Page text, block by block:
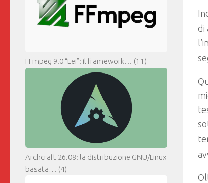
di
FFmpeg 9.0 “Lei”: il framework… (11)
Archcraft 26.08: la distribuzione GNU/Linux
basata… (4)